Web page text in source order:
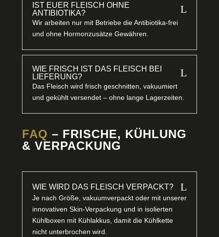
IST EUER FLEISCH OHNE
ANTIBIOTIKA?
L
Wir arbeiten nur mit Betriebe die Antibiotika-frei
und ohne Hormonzusätze Gewähren.
WIE FRISCH IST DAS FLEISCH BEI
LIEFERUNG?
L
Das Fleisch wird frisch geschnitten, vakuumiert
und gekühlt versendet – ohne lange Lagerzeiten.
FAQ – FRISCHE, KÜHLUNG
& VERPACKUNG
WIE WIRD DAS FLEISCH VERPACKT? L
Je nach Größe, vakuumverpackt oder mit unserer
innovativen Skin-Verpackung und in isolierten
Kühlboxen mit Kühlakkus, damit die Kühlkette
nicht unterbrochen wird.